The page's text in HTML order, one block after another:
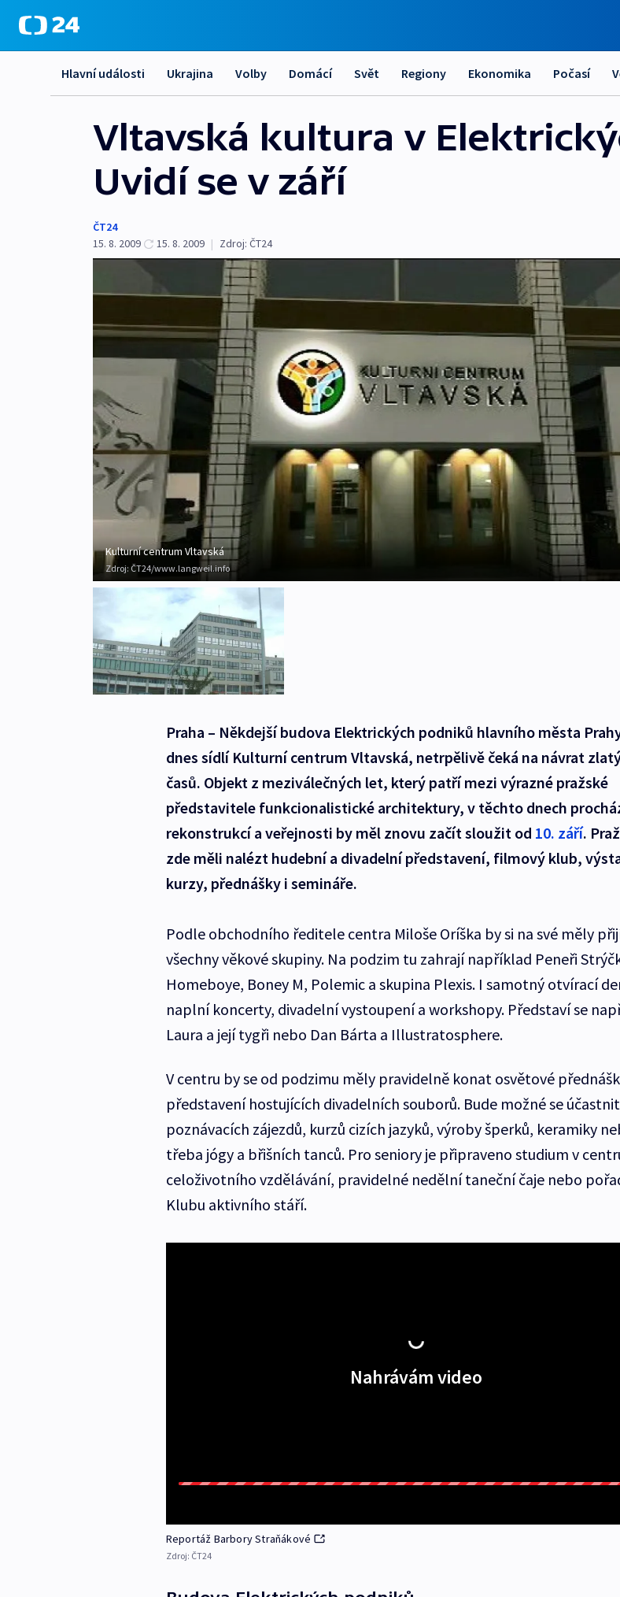
Hlavní události Ukrajina Volby Domácí Svět Regiony Ekonomika Počasí
Vltavská kultura v
Uvidí se v září
ČT24
15. 8. 2009
15. 8. 2009 | Zdroj: ČT24
Kulturní centrum Vltavská
Zdroj: ČT24/www.langweil.info
Praha – Někdejší budova Elektrických podniků hlavního města
dnes sídlí Kulturní centrum Vltavská, netrpělivě čeká na návrat
časů. Objekt z meziválečných let, který patří mezi výrazné pražské
představitele funkcionalistické architektury, v těchto dnech
rekonstrukcí a veřejnosti by měl znovu začít sloužit od 10. září.
zde měli nalézt hudební a divadelní představení, filmový klub,
kurzy, přednášky i semináře.
Podle obchodního ředitele centra Miloše Oríška by si na své měly
všechny věkové skupiny. Na podzim tu zahrají například Peneři
Homeboye, Boney M, Polemic a skupina Plexis. I samotný otvírací
naplní koncerty, divadelní vystoupení a workshopy. Představí se
Laura a její tygři nebo Dan Bárta a Illustratosphere.
V centru by se od podzimu měly pravidelně konat osvětové
představení hostujících divadelních souborů. Bude možné se
poznávacích zájezdů, kurzů cizích jazyků, výroby šperků, keramiky
třeba jógy a břišních tanců. Pro seniory je připraveno studium v
celoživotního vzdělávání, pravidelné nedělní taneční čaje nebo
Klubu aktivního stáří.
Nahrávám video
Reportáž Barbory Straňákové
Zdroj: ČT24